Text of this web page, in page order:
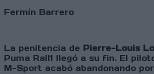
Fermín Barrero
La penitencia de Pierre-Louis
Puma Rall1 llegó a su fin. El
M-Sport acabó abandonando